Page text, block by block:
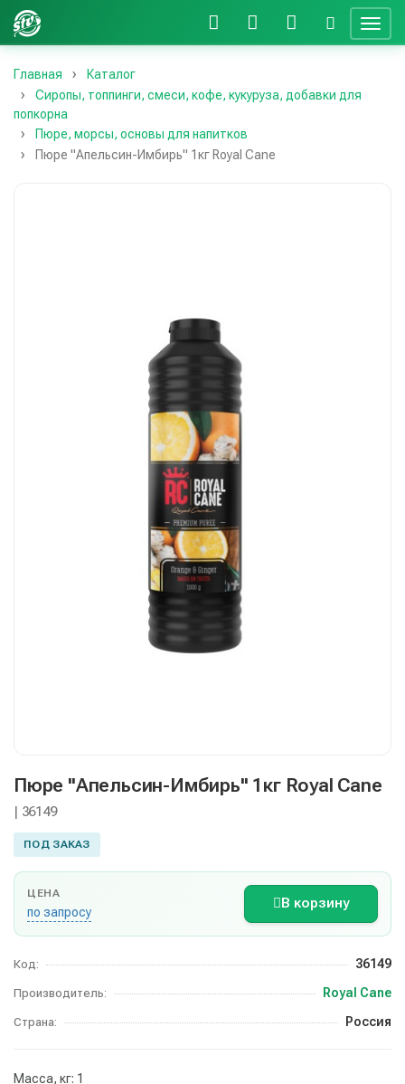
Главная
Каталог
Сиропы, топпинги, смеси, кофе, кукуруза, добавки для
попкорна
Пюре, морсы, основы для напитков
Пюре "Апельсин-Имбирь" 1кг Royal Cane
Пюре "Апельсин-Имбирь" 1кг Royal Cane
| 36149
ПОД ЗАКАЗ
ЦЕНА
по запросу
В корзину
Код: 36149
Производитель: Royal Cane
Страна: Россия
Масса, кг: 1